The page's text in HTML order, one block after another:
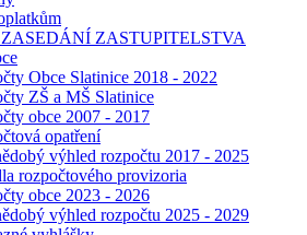
ZASEDÁNÍ ZASTUPITELSTVA
Obce Slatinice 2018 - 2022
ZŠ a MŠ Slatinice
obce 2007 - 2017
opatření
výhled rozpočtu 2017 - 2025
rozpočtového provizoria
obce 2023 - 2026
výhled rozpočtu 2025 - 2029